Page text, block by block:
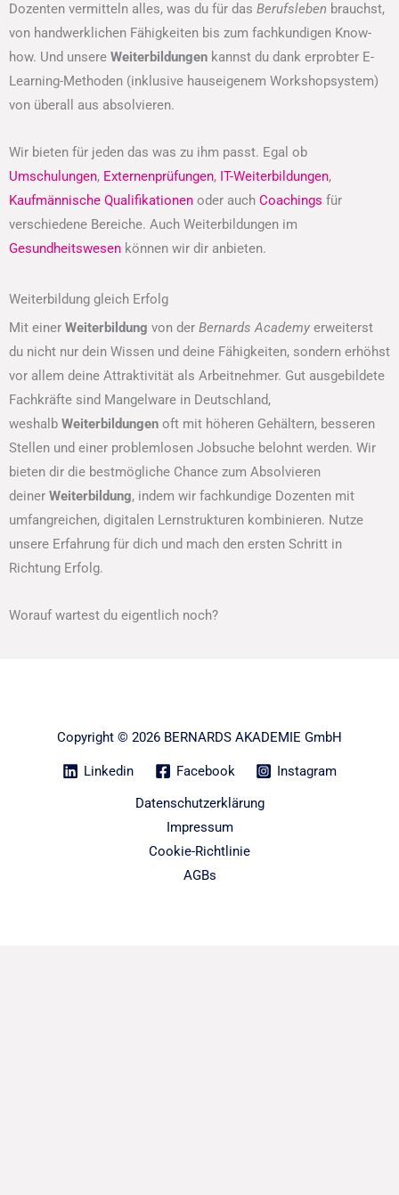
Dozenten vermitteln alles, was du für das Berufsleben brauchst,
von handwerklichen Fähigkeiten bis zum fachkundigen Know-
how. Und unsere Weiterbildungen kannst du dank erprobter E-
Learning-Methoden (inklusive hauseigenem Workshopsystem)
von überall aus absolvieren.
Wir bieten für jeden das was zu ihm passt. Egal ob
Umschulungen, Externenprüfungen, IT-Weiterbildungen,
Kaufmännische Qualifikationen oder auch Coachings für
verschiedene Bereiche. Auch Weiterbildungen im
Gesundheitswesen können wir dir anbieten.
Weiterbildung gleich Erfolg
Mit einer Weiterbildung von der Bernards Academy erweiterst
du nicht nur dein Wissen und deine Fähigkeiten, sondern erhöhst
vor allem deine Attraktivität als Arbeitnehmer. Gut ausgebildete
Fachkräfte sind Mangelware in Deutschland,
weshalb Weiterbildungen oft mit höheren Gehältern, besseren
Stellen und einer problemlosen Jobsuche belohnt werden. Wir
bieten dir die bestmögliche Chance zum Absolvieren
deiner Weiterbildung, indem wir fachkundige Dozenten mit
umfangreichen, digitalen Lernstrukturen kombinieren. Nutze
unsere Erfahrung für dich und mach den ersten Schritt in
Richtung Erfolg.
Worauf wartest du eigentlich noch?
Copyright © 2026 BERNARDS AKADEMIE GmbH
Linkedin Facebook
Instagram
Datenschutzerklärung
Impressum
Cookie-Richtlinie
AGBs